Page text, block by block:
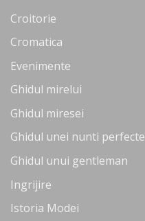
Croitorie
Cromatica
Evenimente
Ghidul mirelui
Ghidul miresei
Ghidul unei nunti perfecte
Ghidul unui gentleman
Ingrijire
Istoria Modei